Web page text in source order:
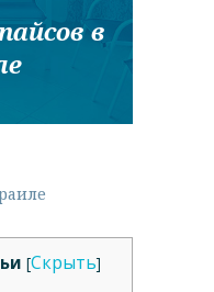
в
[Скрыть]